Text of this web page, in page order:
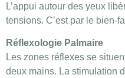
L’appui autour des yeux
tensions. C’est par le bien-
Réflexologie Palmaire
Les zones réflexes se
deux mains. La stimulation